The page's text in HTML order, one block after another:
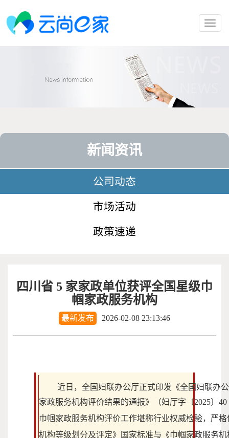
新闻资讯
公司动态
市场活动
政策速递
四川省 5 家家政单位获评全国星级巾
帼家政服务机构
最新发布 2026-02-08 23:13:46
近日，全国妇联办公厅正式印发《全国妇联办
家政服务机构评价结果的通报》（妇厅字〔2025〕40
巾帼家政服务机构评价工作堪称行业权威检验，严
机构等级划分及评定》国家标准与《巾帼家政服务